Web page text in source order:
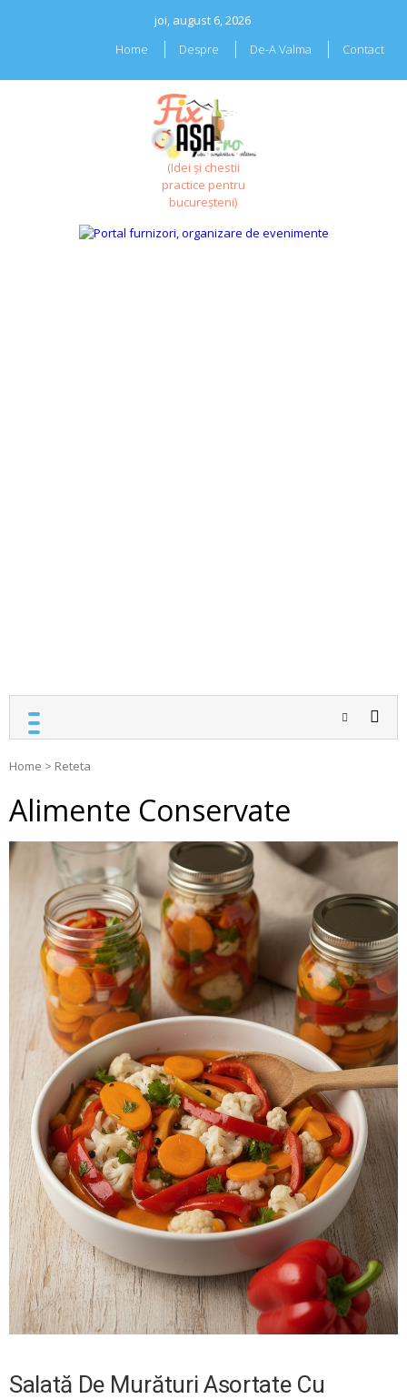
joi, august 6, 2026
Home
Despre De-A Valma Contact
(Idei și chestii
practice pentru
bucureșteni)
Home > Reteta
Alimente Conservate
Salată De Murături Asortate Cu